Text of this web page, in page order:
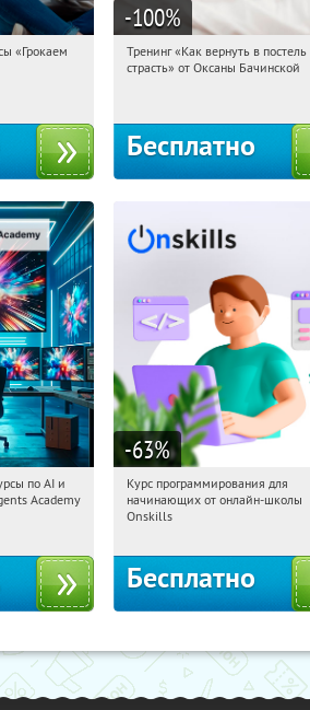
Получили:
«Грокаем
-100%
02:39:30
Тренинг «Как вернуть в постель
страсть» от Оксаны Бачинской
Бесплатно
Получили:
по AI и
Academy
-63%
02:39:30
Россия
Курс программирования для
начинающих от онлайн-школы
Onskills
Бесплатно